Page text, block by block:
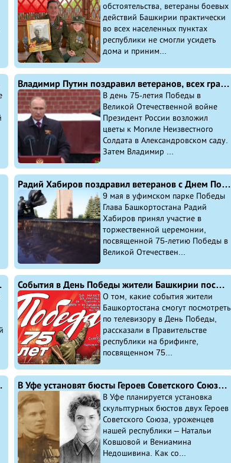
обстоятельства, ветераны боевых
действий Башкирии практически
во всех населенных пунктах
республики не смогли усидеть
дома и приним...
Владимир Путин поздравил ветеранов, всех граждан России с Днём Победы
В день 75-летия Победы в
Великой Отечественной войне
Президент России возложил
цветы к Могиле Неизвестного
Солдата в Александровском саду.
Затем Владимир ...
Радий Хабиров поздравил ветеранов с Днем Победы и возложил цветы к Вечному огню в уфимском парке Победы
9 мая в уфимском парке Победы
Глава Башкортостана Радий
Хабиров принял участие в
торжественной церемонии,
посвященной 75-летию Победы в
Великой Отечествен...
Великой Победы События в День Победы жители Башкирии посмотрели по телевизору и в соцсетях
О том, какие события жители
Башкортостана смогут посмотреть
по телевизору в День Победы,
рассказали в Правительстве
республики на брифинге,
посвященном 75...
республики В Уфе установят бюсты Героев Советского Союза Натальи Ковшовой и Вениамина Недошивина
В Уфе планируется установка
скульптурных бюстов двух Героев
Советского Союза, уроженцев
нашей республики – Натальи
Ковшовой и Вениамина
Недошивина. Как со...